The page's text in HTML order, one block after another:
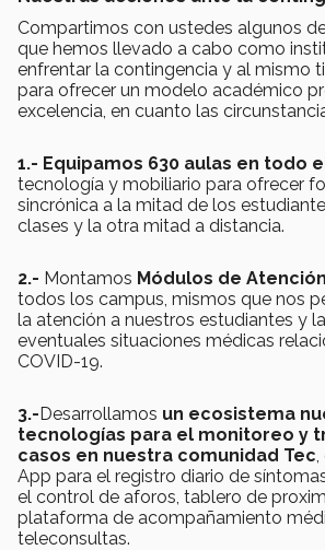
Compartimos con ustedes algunos
que hemos llevado a cabo como
enfrentar la contingencia y al mismo
para ofrecer un modelo académico
excelencia, en cuanto las
1.- Equipamos 630 aulas en todo
tecnología y mobiliario para ofrecer
sincrónica a la mitad de los
clases y la otra mitad a distancia.
2.- Montamos Módulos de
todos los campus, mismos que nos
la atención a nuestros estudiantes y
eventuales situaciones médicas
COVID-19.
3.-Desarrollamos un ecosistema
tecnologías para el monitoreo y
casos en nuestra comunidad Tec
App para el registro diario de
el control de aforos, tablero de
plataforma de acompañamiento
teleconsultas.